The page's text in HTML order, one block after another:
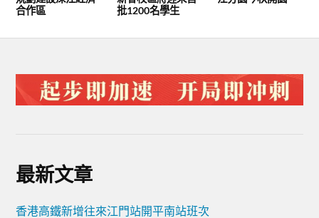
合作區
批1200名學生
最新文章
香港高鐵新增往來江門站開平南站班次